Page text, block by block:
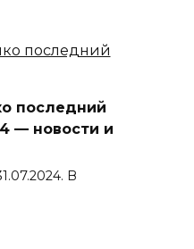
последний
— новости и
В